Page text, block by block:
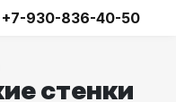
+7-930-836-40-50
стенки